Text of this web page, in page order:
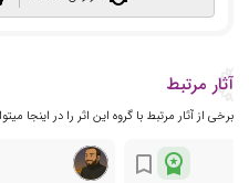
آثار مرتبط
برخی از آثار مرتبط با گروه این اثر را در اینجا
workspace_premium
bookmark_border